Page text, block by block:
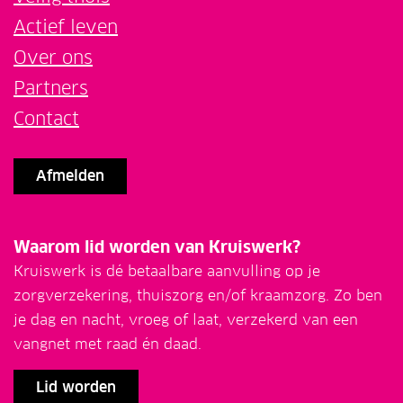
Actief leven
Over ons
Partners
Contact
Afmelden
Waarom lid worden van Kruiswerk?
Kruiswerk is dé betaalbare aanvulling op je
zorgverzekering, thuiszorg en/of kraamzorg. Zo ben
je dag en nacht, vroeg of laat, verzekerd van een
vangnet met raad én daad.
Lid worden